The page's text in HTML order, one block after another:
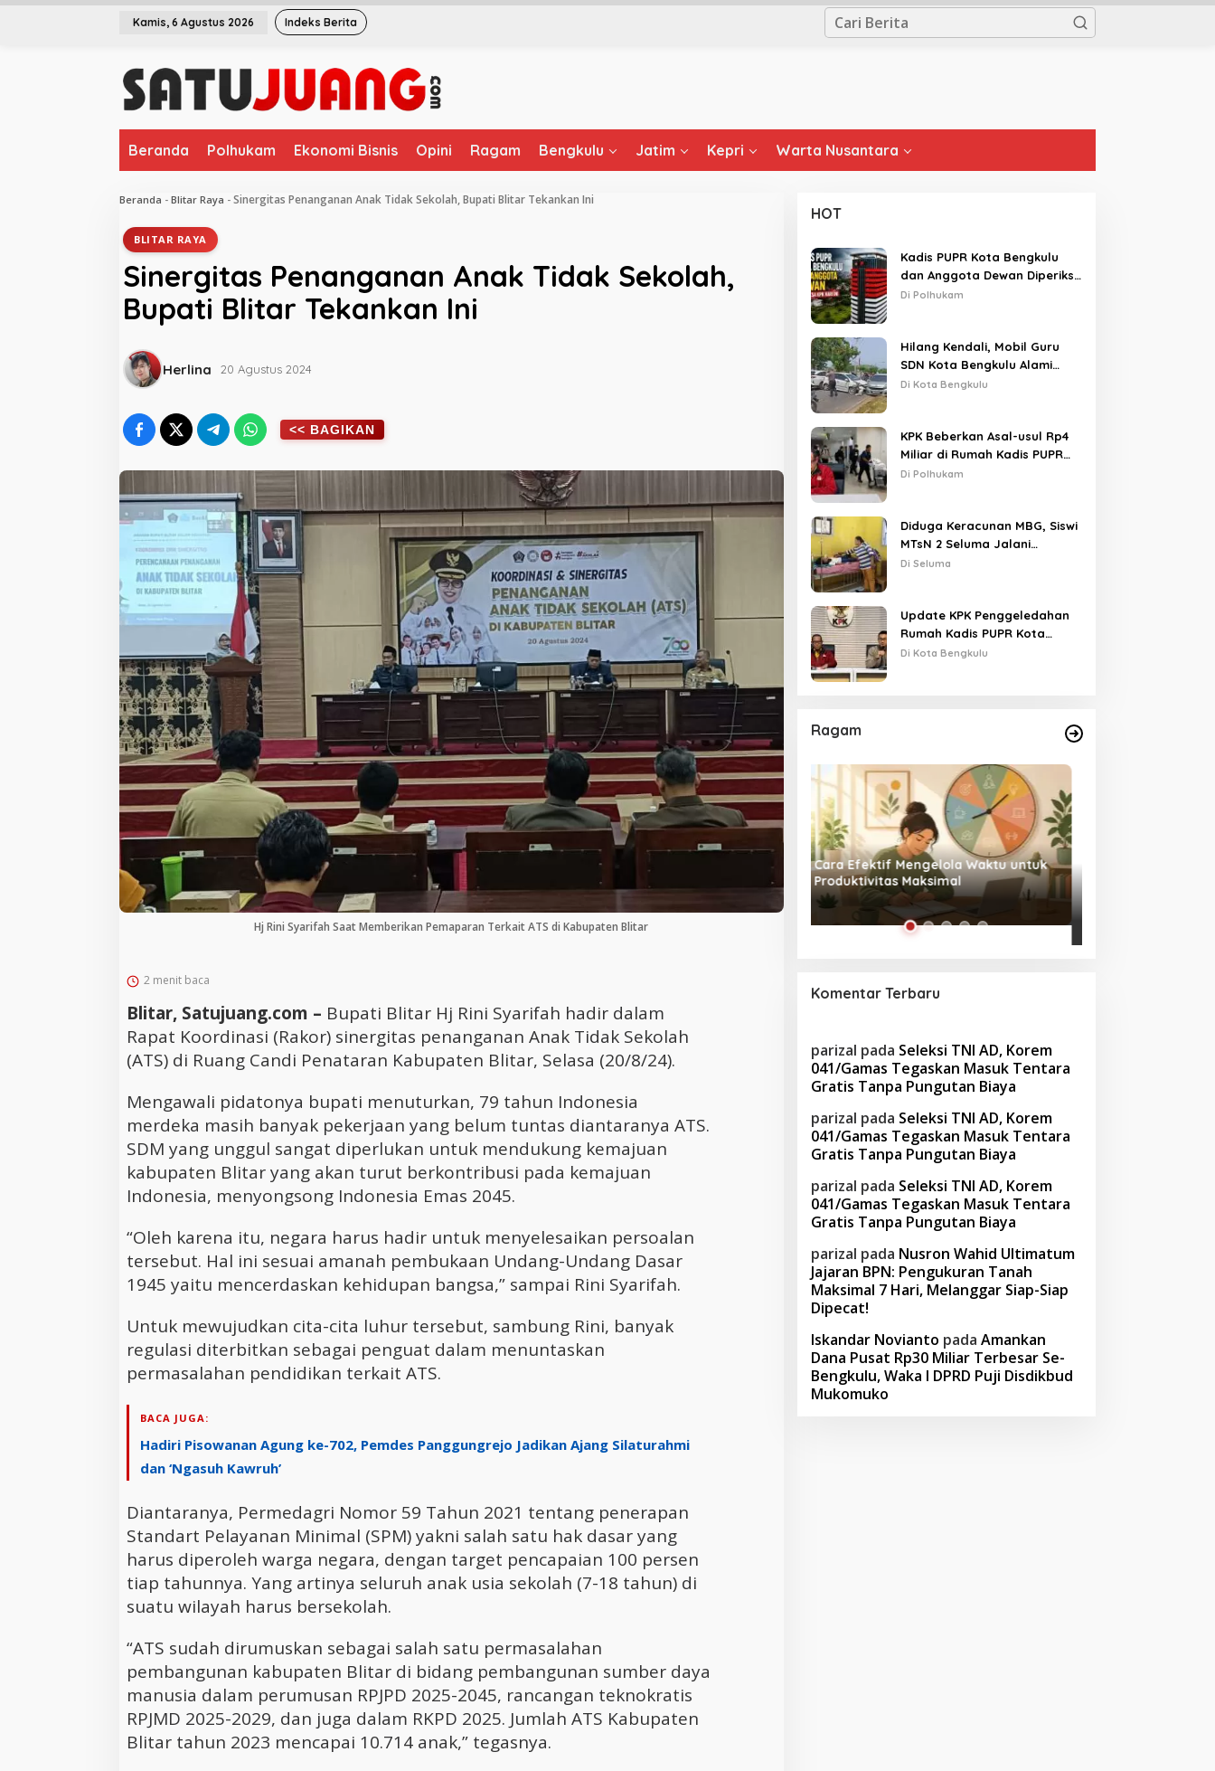
L
Kamis, 6 Agustus 2026 Indeks Berita
Beranda Polhukam Ekonomi Bisnis Opini Ragam Bengkulu Jatim Kepri Warta Nusantara
Beranda - Blitar Raya - Sinergitas Penanganan Anak Tidak Sekolah, Bupati Blitar Tekankan Ini
BLITAR RAYA
Sinergitas Penanganan Anak Tidak Sekolah,
Bupati Blitar Tekankan Ini
Herlina 20 Agustus 2024
Hj Rini Syarifah Saat Memberikan Pemaparan Terkait ATS di Kabupaten Blitar
2 menit baca
Blitar, Satujuang.com – Bupati Blitar Hj Rini Syarifah hadir dalam
Rapat Koordinasi (Rakor) sinergitas penanganan Anak Tidak Sekolah
(ATS) di Ruang Candi Penataran Kabupaten Blitar, Selasa (20/8/24).
Mengawali pidatonya bupati menuturkan, 79 tahun Indonesia
merdeka masih banyak pekerjaan yang belum tuntas diantaranya ATS.
SDM yang unggul sangat diperlukan untuk mendukung kemajuan
kabupaten Blitar yang akan turut berkontribusi pada kemajuan
Indonesia, menyongsong Indonesia Emas 2045.
“Oleh karena itu, negara harus hadir untuk menyelesaikan persoalan
tersebut. Hal ini sesuai amanah pembukaan Undang-Undang Dasar
1945 yaitu mencerdaskan kehidupan bangsa,” sampai Rini Syarifah.
Untuk mewujudkan cita-cita luhur tersebut, sambung Rini, banyak
regulasi diterbitkan sebagai penguat dalam menuntaskan
permasalahan pendidikan terkait ATS.
BACA JUGA:
Hadiri Pisowanan Agung ke-702, Pemdes Panggungrejo Jadikan Ajang Silaturahmi
dan ‘Ngasuh Kawruh’
Diantaranya, Permedagri Nomor 59 Tahun 2021 tentang penerapan
Standart Pelayanan Minimal (SPM) yakni salah satu hak dasar yang
harus diperoleh warga negara, dengan target pencapaian 100 persen
tiap tahunnya. Yang artinya seluruh anak usia sekolah (7-18 tahun) di
suatu wilayah harus bersekolah.
“ATS sudah dirumuskan sebagai salah satu permasalahan
pembangunan kabupaten Blitar di bidang pembangunan sumber daya
manusia dalam perumusan RPJPD 2025-2045, rancangan teknokratis
RPJMD 2025-2029, dan juga dalam RKPD 2025. Jumlah ATS Kabupaten
Blitar tahun 2023 mencapai 10.714 anak,” tegasnya.
HOT
Kadis PUPR Kota Bengkulu
dan Anggota Dewan Diperiksa
KPK Hari Ini
Di Polhukam
Hilang Kendali, Mobil Guru
SDN Kota Bengkulu Alami
Tabrakan Beruntun di Lampu
Di Kota Bengkulu
KPK Beberkan Asal-usul Rp4
Miliar di Rumah Kadis PUPR
Kota Bengkulu
Di Polhukam
Diduga Keracunan MBG, Siswi
MTsN 2 Seluma Jalani
Perawatan Intensif di RSUD
Di Seluma
Update KPK Penggeledahan
Rumah Kadis PUPR Kota
Bengkulu
Di Kota Bengkulu
Ragam
Cara Efektif Mengelola Waktu untuk
Produktivitas Maksimal
Tanpa Skrip, Penuh Interaksi:
‘Beghusik Ghumah Nggi’ Hadirkan
Ruang Digital Seperti Rumah Sendiri
Komentar Terbaru
parizal pada Seleksi TNI AD, Korem
041/Gamas Tegaskan Masuk Tentara
Gratis Tanpa Pungutan Biaya
parizal pada Seleksi TNI AD, Korem
041/Gamas Tegaskan Masuk Tentara
Gratis Tanpa Pungutan Biaya
parizal pada Seleksi TNI AD, Korem
041/Gamas Tegaskan Masuk Tentara
Gratis Tanpa Pungutan Biaya
parizal pada Nusron Wahid Ultimatum
Jajaran BPN: Pengukuran Tanah
Maksimal 7 Hari, Melanggar Siap-Siap
Dipecat!
Iskandar Novianto pada Amankan
Dana Pusat Rp30 Miliar Terbesar Se-
Bengkulu, Waka I DPRD Puji Disdikbud
Mukomuko